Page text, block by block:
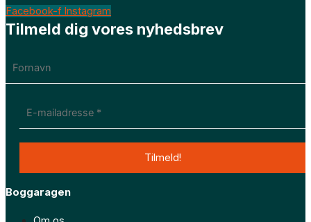
Facebook-f Instagram
Tilmeld dig vores nyhedsbrev
Boggaragen